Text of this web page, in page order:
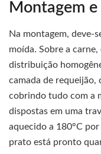
Montagem
Na montagem, deve-
moída. Sobre a
distribuição
camada de requeijão,
cobrindo tudo com a
dispostas em uma
aquecido a 180°C
prato está pronto